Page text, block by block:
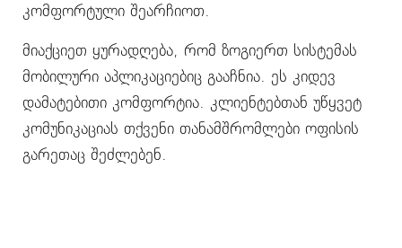
კომფორტული შეარჩიოთ.
მიაქციეთ ყურადღება, რომ ზოგიერთ სისტემას
მობილური აპლიკაციებიც გააჩნია. ეს კიდევ
დამატებითი კომფორტია. კლიენტებთან უწყვეტ
კომუნიკაციას თქვენი თანამშრომლები ოფისის
გარეთაც შეძლებენ.